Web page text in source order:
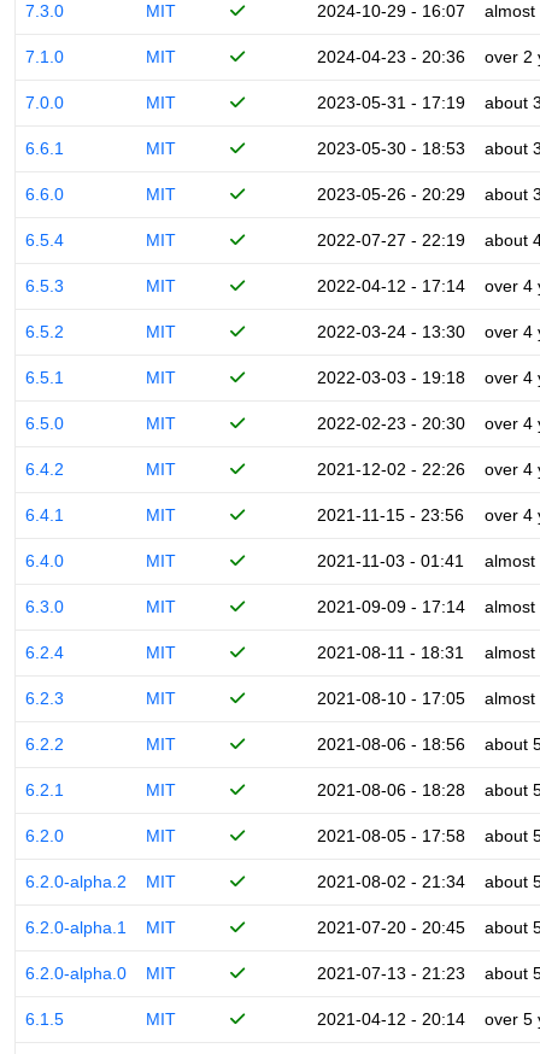
7.3.0 MIT 2024-10-29 - 16:07 almost
7.1.0 MIT 2024-04-23 - 20:36 over 2
7.0.0 MIT 2023-05-31 - 17:19 about
6.6.1 MIT 2023-05-30 - 18:53 about
6.6.0 MIT 2023-05-26 - 20:29 about
6.5.4 MIT 2022-07-27 - 22:19 about
6.5.3 MIT 2022-04-12 - 17:14 over 4
6.5.2 MIT 2022-03-24 - 13:30 over 4
6.5.1 MIT 2022-03-03 - 19:18 over 4
6.5.0 MIT 2022-02-23 - 20:30 over 4
6.4.2 MIT 2021-12-02 - 22:26 over 4
6.4.1 MIT 2021-11-15 - 23:56 over 4
6.4.0 MIT 2021-11-03 - 01:41 almost
6.3.0 MIT 2021-09-09 - 17:14 almost
6.2.4 MIT 2021-08-11 - 18:31 almost
6.2.3 MIT 2021-08-10 - 17:05 almost
6.2.2 MIT 2021-08-06 - 18:56 about
6.2.1 MIT 2021-08-06 - 18:28 about
6.2.0 MIT 2021-08-05 - 17:58 about
6.2.0-alpha.2 MIT 2021-08-02 - 21:34 about
6.2.0-alpha.1 MIT 2021-07-20 - 20:45 about
6.2.0-alpha.0 MIT 2021-07-13 - 21:23 about
6.1.5 MIT 2021-04-12 - 20:14 over 5